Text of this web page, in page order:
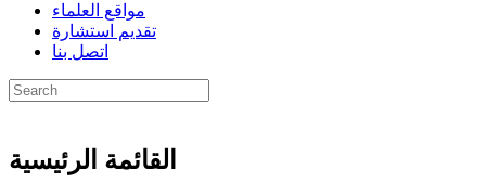
مواقع العلماء
تقديم استشارة
اتصل بنا
القائمة الرئيسية